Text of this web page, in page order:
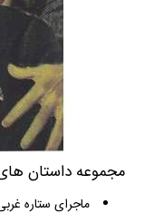
مجموعه داستان
ماجرای ستاره